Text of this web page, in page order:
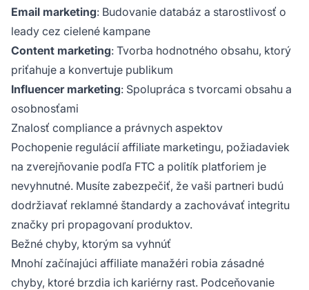
Email marketing: Budovanie databáz a starostlivosť o
leady cez cielené kampane
Content marketing: Tvorba hodnotného obsahu, ktorý
priťahuje a konvertuje publikum
Influencer marketing: Spolupráca s tvorcami obsahu a
osobnosťami
Znalosť compliance a právnych aspektov
Pochopenie regulácií affiliate marketingu, požiadaviek
na zverejňovanie podľa FTC a politík platforiem je
nevyhnutné. Musíte zabezpečiť, že vaši partneri budú
dodržiavať reklamné štandardy a zachovávať integritu
značky pri propagovaní produktov.
Bežné chyby, ktorým sa vyhnúť
Mnohí začínajúci affiliate manažéri robia zásadné
chyby, ktoré brzdia ich kariérny rast. Podceňovanie